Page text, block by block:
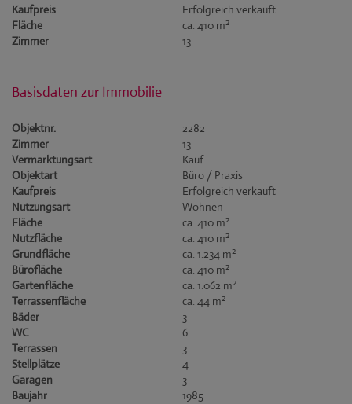
Kaufpreis
Erfolgreich verkauft
Fläche
ca. 410 m2
Zimmer 13
Basisdaten zur Immobilie
Objektnr.
2282
Zimmer
13
Vermarktungsart
Kauf
Objektart
Büro / Praxis
Kaufpreis
Erfolgreich verkauft
Nutzungsart
Wohnen
Fläche
ca. 410 m2
Nutzfläche ca. 410 m2
Grundfläche ca. 1.234 m2
Bürofläche ca. 410 m2
Gartenfläche ca. 1.062 m2
Terrassenfläche ca. 44 m2
Bäder
3
WC
6
Terrassen
3
Stellplätze
4
Garagen
3
Baujahr
1985